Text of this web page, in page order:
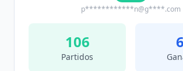
p************n@g****.com
106
Partidos